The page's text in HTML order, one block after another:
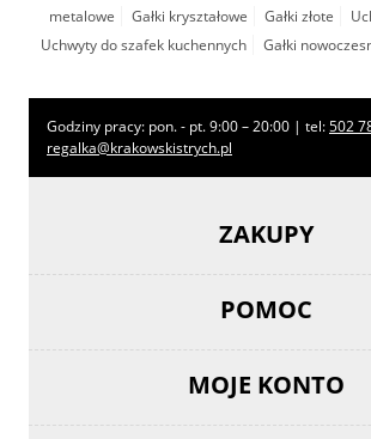
metalowe
Gałki kryształowe Gałki złote
Uchwyty do szafek kuchennych
Gałki
Godziny pracy: pon. - pt. 9:00 – 20:00 | tel:502
regalka@krakowskistrych.pl
ZAKUPY
POMOC
MOJE KONTO